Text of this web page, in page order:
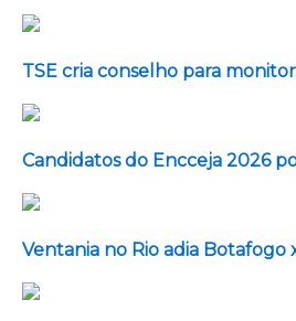
TSE cria conselho para
Candidatos do Encceja 2026
Ventania no Rio adia